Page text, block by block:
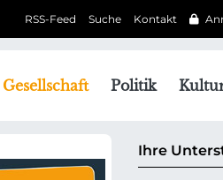
Kontakt
Suche
RSS-Feed
Gesellschaft Politik
Ihre